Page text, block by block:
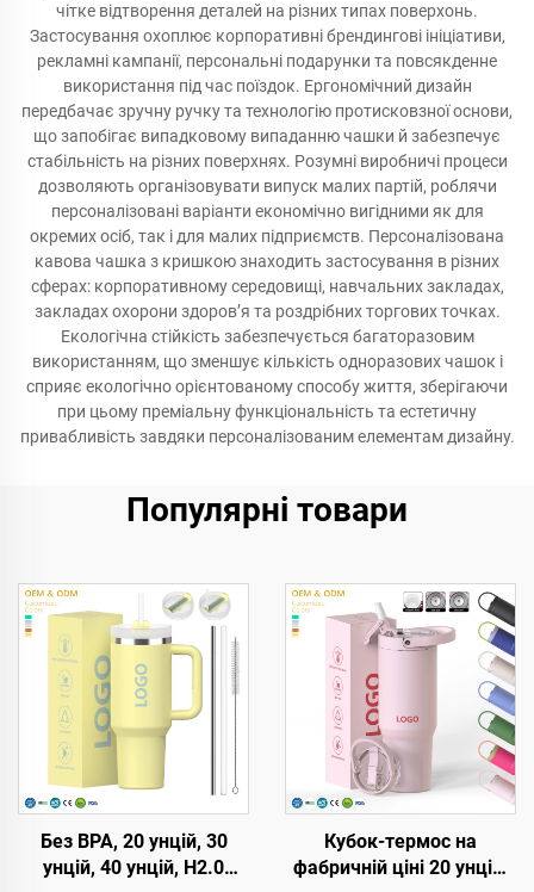
чітке відтворення деталей на різних типах поверхонь.
Застосування охоплює корпоративні брендингові ініціативи,
рекламні кампанії, персональні подарунки та повсякденне
використання під час поїздок. Ергономічний дизайн
передбачає зручну ручку та технологію протисковзної основи,
що запобігає випадковому випаданню чашки й забезпечує
стабільність на різних поверхнях. Розумні виробничі процеси
дозволяють організовувати випуск малих партій, роблячи
персоналізовані варіанти економічно вигідними як для
окремих осіб, так і для малих підприємств. Персоналізована
кавова чашка з кришкою знаходить застосування в різних
сферах: корпоративному середовищі, навчальних закладах,
закладах охорони здоров’я та роздрібних торгових точках.
Екологічна стійкість забезпечується багаторазовим
використанням, що зменшує кількість одноразових чашок і
сприяє екологічно орієнтованому способу життя, зберігаючи
при цьому преміальну функціональність та естетичну
привабливість завдяки персоналізованим елементам дизайну.
Популярні товари
Без BPA, 20 унцій, 30
унцій, 40 унцій, H2.0
Кубок-термос на
фабричній ціні 20 унцій,